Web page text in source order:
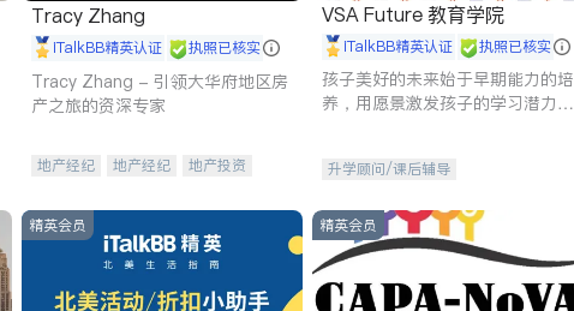
Tracy Zhang
iTalkBB精英认证 执照已核实
Tracy Zhang - 引领大华府地区房
产之旅的资深专家
地产经纪 地产经纪
地产投资
VSA Future 教育学院
iTalkBB精英认证 执照已核实
孩子美好的未来始于早期能力的培
养，用愿景激发孩子的学习潜力和
升学顾问/课后辅导
精英会员 精英会员